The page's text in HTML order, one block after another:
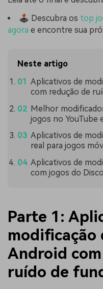
🕹️ Descubra os top
agora e encontre sua
Neste artigo
Aplicativos de
com redução de
Melhor
jogos no YouTube
Aplicativos de
real para jogos
Aplicativos de
com jogos do
Parte 1:
modificação
Android
ruído de